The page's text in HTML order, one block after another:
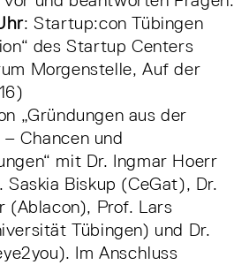
: Startup:con Tübingen
des Startup Centers
Morgenstelle, Auf der
„Gründungen aus der
Chancen und
mit Dr. Ingmar Hoerr
Saskia Biskup (CeGat), Dr.
(Ablacon), Prof. Lars
Tübingen) und Dr.
Im Anschluss